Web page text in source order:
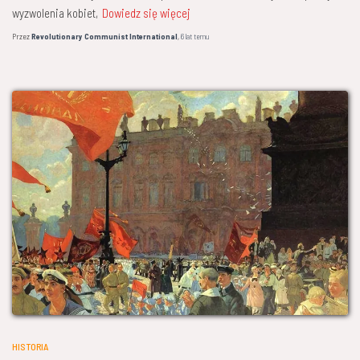
wyzwolenia kobiet, Dowiedz się więcej
PrzezRevolutionary Communist International,6 lattemu
HISTORIA